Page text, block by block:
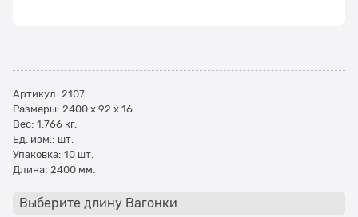
Артикул: 2107
Размеры: 2400 x 92 x 16
Вес: 1.766 кг.
Ед. изм.: шт.
Упаковка: 10 шт.
Длина: 2400 мм.
Выберите длину Вагонки